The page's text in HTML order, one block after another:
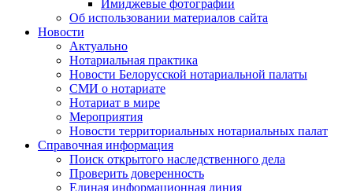
Имиджевые фотографии
Об использовании материалов сайта
Новости
Актуально
Нотариальная практика
Новости Белорусской нотариальной палаты
СМИ о нотариате
Нотариат в мире
Мероприятия
Новости территориальных нотариальных палат
Справочная информация
Поиск открытого наследственного дела
Проверить доверенность
Единая информационная линия